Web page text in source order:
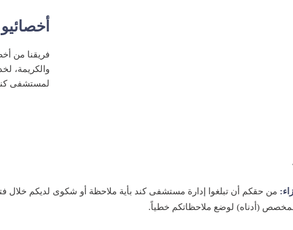
فريقنا من
والكريمة،
لمستشفى
من حقكم أن تبلغوا إدارة مستشفى كند بأية ملاحظة أو شكوى لديكم خلال
(أدناه) لوضع ملاحظاتكم خطياً.